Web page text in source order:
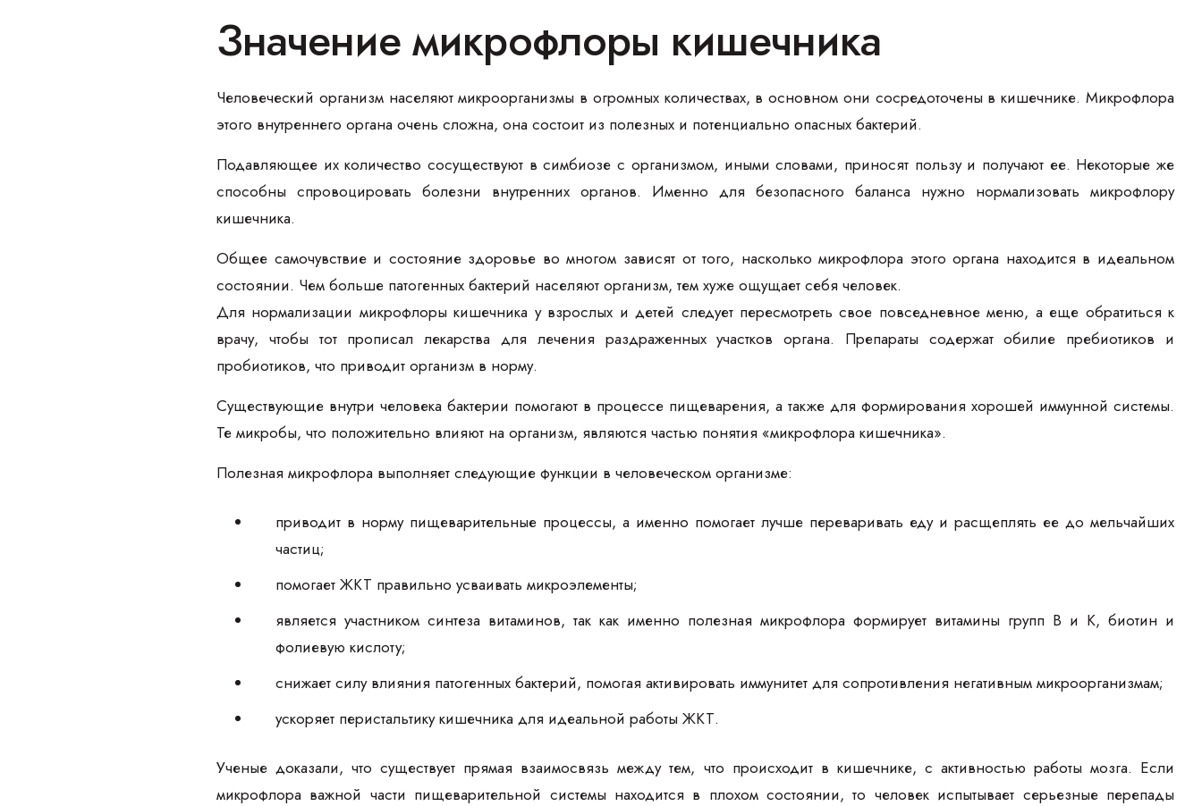
Значение микрофлоры кишечника
Человеческий организм населяют микроорганизмы в огромных количествах, в основном они сосредоточены в кишечнике. Микрофлора
этого внутреннего органа очень сложна, она состоит из полезных и потенциально опасных бактерий.
Подавляющее их количество сосуществуют в симбиозе с организмом, иными словами, приносят пользу и получают ее. Некоторые же
способны спровоцировать болезни внутренних органов. Именно для безопасного баланса нужно нормализовать микрофлору
кишечника.
Общее самочувствие и состояние здоровье во многом зависят от того, насколько микрофлора этого органа находится в идеальном
состоянии. Чем больше патогенных бактерий населяют организм, тем хуже ощущает себя человек.
Для нормализации микрофлоры кишечника у взрослых и детей следует пересмотреть свое повседневное меню, а еще обратиться к
врачу, чтобы тот прописал лекарства для лечения раздраженных участков органа. Препараты содержат обилие пребиотиков и
пробиотиков, что приводит организм в норму.
Существующие внутри человека бактерии помогают в процессе пищеварения, а также для формирования хорошей иммунной системы.
Те микробы, что положительно влияют на организм, являются частью понятия «микрофлора кишечника».
Полезная микрофлора выполняет следующие функции в человеческом организме:
приводит в норму пищеварительные процессы, а именно помогает лучше переваривать еду и расщеплять ее до мельчайших
частиц;
помогает ЖКТ правильно усваивать микроэлементы;
является участником синтеза витаминов, так как именно полезная микрофлора формирует витамины групп В и К, биотин и
фолиевую кислоту;
снижает силу влияния патогенных бактерий, помогая активировать иммунитет для сопротивления негативным микроорганизмам;
ускоряет перистальтику кишечника для идеальной работы ЖКТ.
Ученые доказали, что существует прямая взаимосвязь между тем, что происходит в кишечнике, с активностью работы мозга. Если
микрофлора важной части пищеварительной системы находится в плохом состоянии, то человек испытывает серьезные перепады